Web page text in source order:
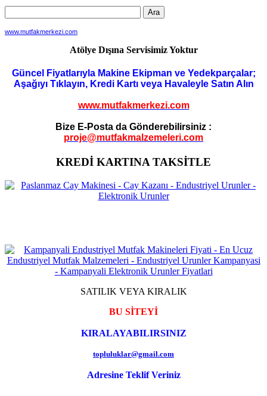
www.mutfakmerkezi.com
Atölye Dışına Servisimiz Yoktur
Güncel Fiyatlarıyla Makine Ekipman ve Yedekparçalar;
Aşağıyı Tıklayın, Kredi Kartı veya Havaleyle Satın Alın
www.mutfakmerkezi.com
Bize E-Posta da Gönderebilirsiniz :
proje@mutfakmalzemeleri.com
KREDİ KARTINA TAKSİTLE
SATILIK VEYA KIRALIK
BU SİTEYİ
KIRALAYABILIRSINIZ
topluluklar@gmail.com
Adresine Teklif Veriniz